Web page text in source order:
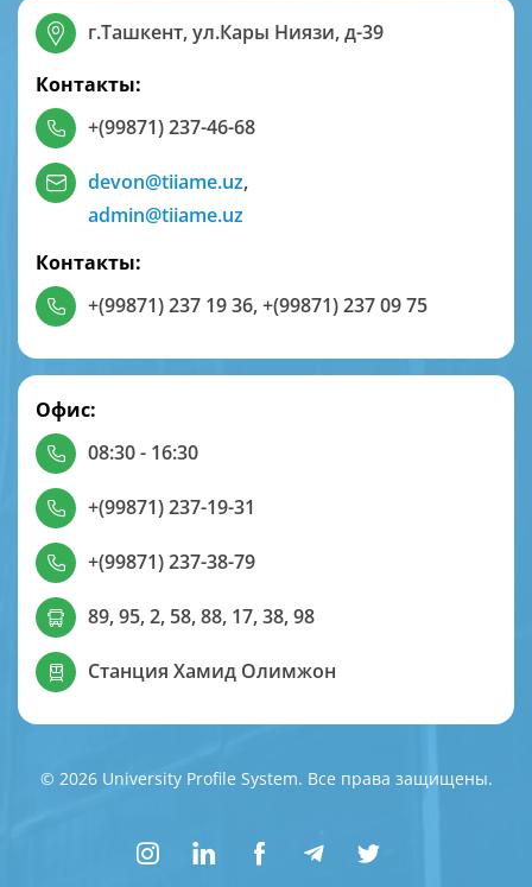
г.Ташкент, ул.Кары Ниязи, д-39
Контакты:
+(99871) 237-46-68
devon@tiiame.uz,
admin@tiiame.uz
Контакты:
+(99871) 237 19 36,+(99871) 237 09 75
Офис:
08:30 - 16:30
+(99871) 237-19-31
+(99871) 237-38-79
89, 95, 2, 58, 88, 17, 38, 98
Станция Хамид Олимжон
© 2026 University Profile System. Все права защищены.